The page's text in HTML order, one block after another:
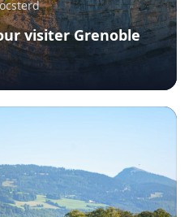
visiter Grenoble